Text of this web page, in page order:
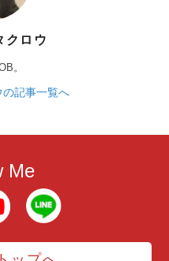
クロウ
。
の記事一覧へ
Me